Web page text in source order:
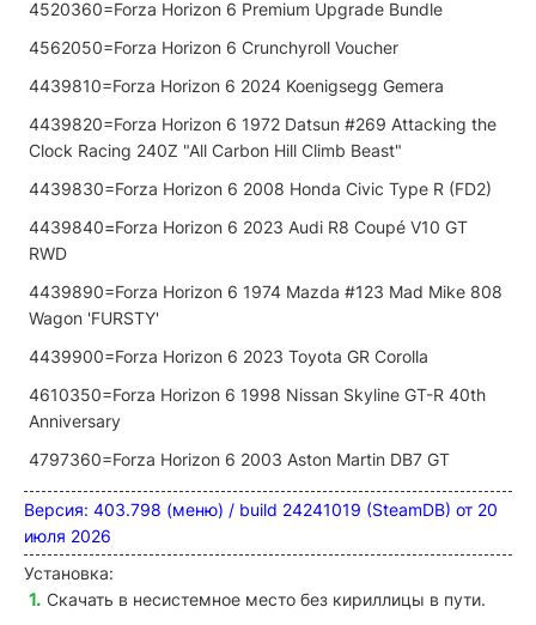
4520360=Forza Horizon 6 Premium Upgrade Bundle
4562050=Forza Horizon 6 Crunchyroll Voucher
4439810=Forza Horizon 6 2024 Koenigsegg Gemera
4439820=Forza Horizon 6 1972 Datsun #269 Attacking the
Clock Racing 240Z "All Carbon Hill Climb Beast"
4439830=Forza Horizon 6 2008 Honda Civic Type R (FD2)
4439840=Forza Horizon 6 2023 Audi R8 Coupé V10 GT
RWD
4439890=Forza Horizon 6 1974 Mazda #123 Mad Mike 808
Wagon 'FURSTY'
4439900=Forza Horizon 6 2023 Toyota GR Corolla
4610350=Forza Horizon 6 1998 Nissan Skyline GT-R 40th
Anniversary
4797360=Forza Horizon 6 2003 Aston Martin DB7 GT
Версия: 403.798 (меню) / build 24241019 (SteamDB) от 20
июля 2026
Установка:
Скачать в несистемное место без кириллицы в пути.